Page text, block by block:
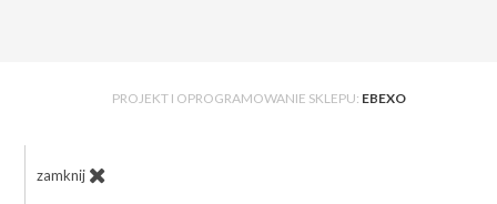
PROJEKT I OPROGRAMOWANIE SKLEPU: EBEXO
zamknij